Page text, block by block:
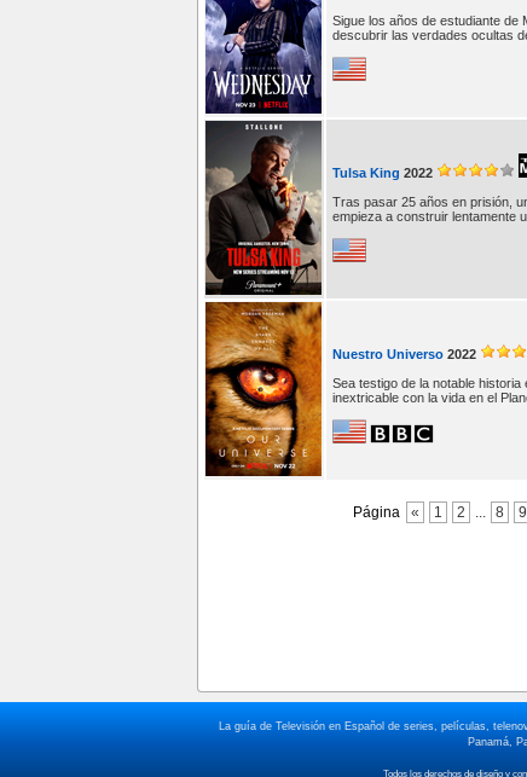
Sigue los años de estudiante de
descubrir las verdades ocultas
Tulsa King 2022
Tras pasar 25 años en prisión,
empieza a construir lentamente
Nuestro Universo 2022
Sea testigo de la notable
inextricable con la vida en el
Página « 1 2 ... 8 9
La guía de Televisión en Español de series, películas,
Panamá,